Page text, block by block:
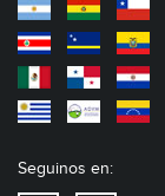
Seguinos en: